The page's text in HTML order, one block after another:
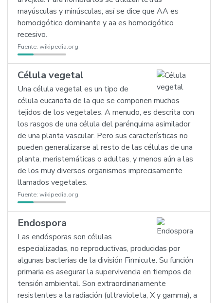
mayúsculas y minúsculas; así se dice que AA es
homocigótico dominante y aa es homocigótico
recesivo.
Fuente: wikipedia.org
Célula vegetal
Una célula vegetal es un tipo de
célula eucariota de la que se componen muchos
tejidos de los vegetales. A menudo, es descrita con
los rasgos de una célula del parénquima asimilador
de una planta vascular. Pero sus características no
pueden generalizarse al resto de las células de una
planta, meristemáticas o adultas, y menos aún a las
de los muy diversos organismos imprecisamente
llamados vegetales.
Fuente: wikipedia.org
Endospora
Las endósporas son células
especializadas, no reproductivas, producidas por
algunas bacterias de la división Firmicute. Su función
primaria es asegurar la supervivencia en tiempos de
tensión ambiental. Son extraordinariamente
resistentes a la radiación (ultravioleta, X y gamma), a